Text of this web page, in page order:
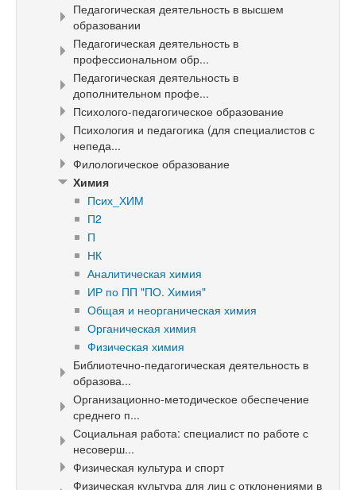
Педагогическая деятельность в высшем
образовании
Педагогическая деятельность в
профессиональном обр...
Педагогическая деятельность в
дополнительном профе...
Психолого-педагогическое образование
Психология и педагогика (для специалистов с
непеда...
Филологическое образование
Химия
Псих_ХИМ
П2
П
НК
Аналитическая химия
ИР по ПП "ПО. Химия"
Общая и неорганическая химия
Органическая химия
Физическая химия
Библиотечно-педагогическая деятельность в
образова...
Организационно-методическое обеспечение
среднего п...
Социальная работа: специалист по работе с
несоверш...
Физическая культура и спорт
Физическая культура для лиц с отклонениями в